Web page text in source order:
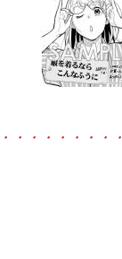
・・・・・・・・